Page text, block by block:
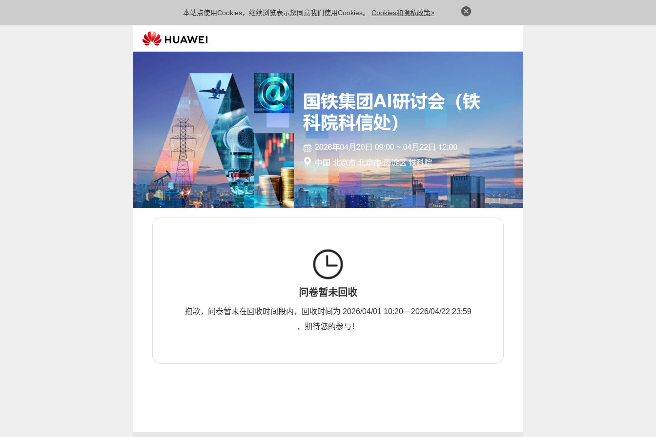
本站点使用Cookies，继续浏览表示您同意我们使用Cookies。 Cookies和隐私政策>
问卷暂未回收
抱歉，问卷暂未在回收时间段内，回收时间为 2026/04/01 10:20—2026/04/22 23:59
，期待您的参与！